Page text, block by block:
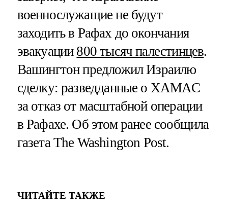
военнослужащие не будут
заходить в Рафах до окончания
эвакуации 800 тысяч палестинцев.
Вашингтон предложил Израилю
сделку: разведданные о ХАМАС
за отказ от масштабной операции
в Рафахе. Об этом ранее сообщила
газета The Washington Post.
ЧИТАЙТЕ ТАКЖЕ